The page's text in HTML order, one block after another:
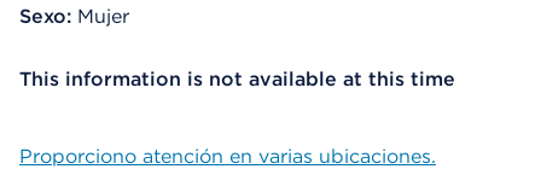
Sexo: Mujer
This information is not available at this time
Proporciono atención en varias ubicaciones.